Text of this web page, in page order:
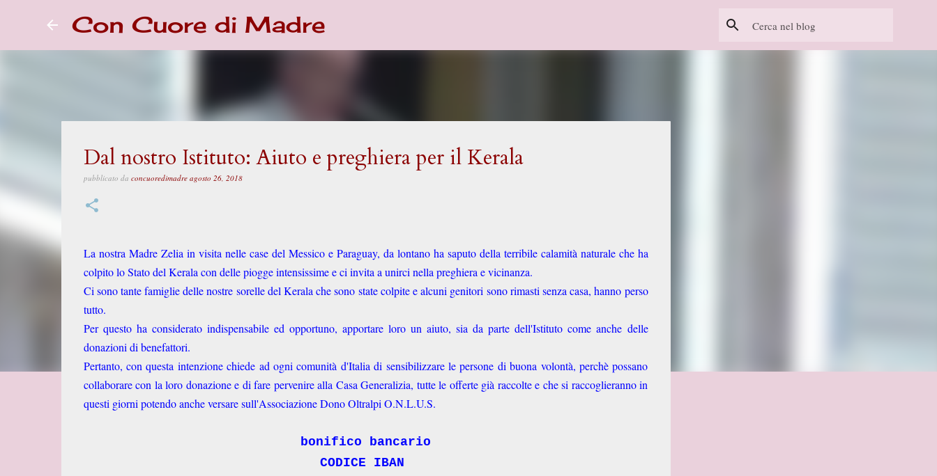
Con Cuore di Madre
Dal nostro Istituto: Aiuto e preghiera per il Kerala
pubblicato da concuoredimadre agosto 26, 2018
La nostra Madre Zelia in visita nelle case del Messico e Paraguay, da lontano ha saputo della terribile calamità naturale che ha
colpito lo Stato del Kerala con delle piogge intensissime e ci invita a unirci nella preghiera e vicinanza.
Ci sono tante famiglie delle nostre sorelle del Kerala che sono state colpite e alcuni genitori sono rimasti senza casa, hanno perso
tutto.
Per questo ha considerato indispensabile ed opportuno, apportare loro un aiuto, sia da parte dell'Istituto come anche delle
donazioni di benefattori.
Pertanto, con questa intenzione chiede ad ogni comunità d'Italia di sensibilizzare le persone di buona volontà, perchè possano
collaborare con la loro donazione e di fare pervenire alla Casa Generalizia, tutte le offerte già raccolte e che si raccoglieranno in
questi giorni potendo anche versare sull'Associazione Dono Oltralpi O.N.L.U.S.
bonifico bancario
CODICE IBAN